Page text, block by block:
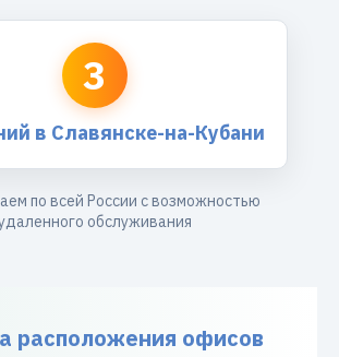
3
в Славянске-на-Кубани
по всей России с возможностью
обслуживания
расположения офисов